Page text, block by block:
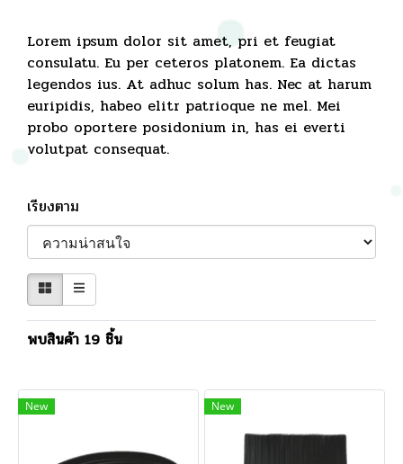
Lorem ipsum dolor sit amet, pri et feugiat
consulatu. Eu per ceteros platonem. Ea dictas
legendos ius. At adhuc solum has. Nec at harum
euripidis, habeo elitr patrioque ne mel. Mei
probo oportere posidonium in, has ei everti
volutpat consequat.
เรียงตาม
พบสินค้า 19 ชิ้น
New New